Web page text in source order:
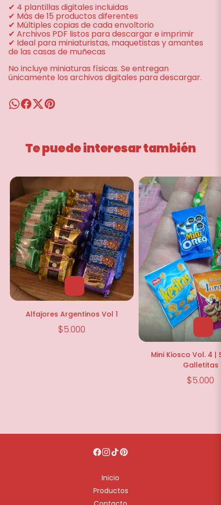
✔ 4 plantillas digitales incluidas
✔ Más de 15 productos diferentes
✔ Múltiples copias de cada envoltorio
✔ Archivos PDF listos para descargar e imprimir
✔ Ideal para miniaturistas, maquetistas y amantes
de las casas de muñecas
No incluye miniaturas físicas. Se entregan
únicamente los archivos digitales para descargar.
Te puede interesar también
Alfajores Argentinos Vol 1
$5.000
Mini Kiosco Vol. 4 |
Galletitas
$5.000
Inicio
Productos